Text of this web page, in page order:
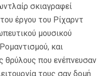
σκιαγραφεί
έργου του Ρίχαρντ
μουσικού
και
θρύλους που ενέπνευσαν
τους σαν δομή